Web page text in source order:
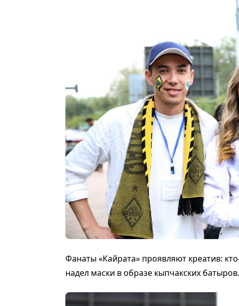
Фанаты «Кайрата» проявляют креатив:
надел маски в образе кыпчакских батыров.